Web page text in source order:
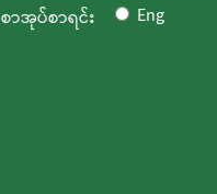
စာအုပ်စာရင်း Eng